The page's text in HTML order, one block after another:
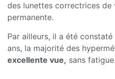
des lunettes correctrices de
permanente.
Par ailleurs, il a été constaté
ans, la majorité des
excellente vue, sans